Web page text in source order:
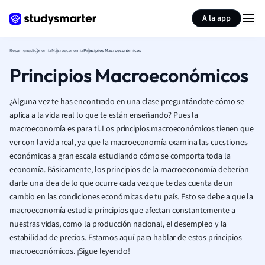
A la app
ResumenesEconomíaMacroeconomíaPrincipios Macroeconómicos
Principios Macroeconómicos
¿Alguna vez te has encontrado en una clase preguntándote cómo se
aplica a la vida real lo que te están enseñando? Pues la
macroeconomía es para ti. Los principios macroeconómicos tienen que
ver con la vida real, ya que la macroeconomía examina las cuestiones
económicas a gran escala estudiando cómo se comporta toda la
economía. Básicamente, los principios de la macroeconomía deberían
darte una idea de lo que ocurre cada vez que te das cuenta de un
cambio en las condiciones económicas de tu país. Esto se debe a que la
macroeconomía estudia principios que afectan constantemente a
nuestras vidas, como la producción nacional, el desempleo y la
estabilidad de precios. Estamos aquí para hablar de estos principios
macroeconómicos. ¡Sigue leyendo!
Resumir página